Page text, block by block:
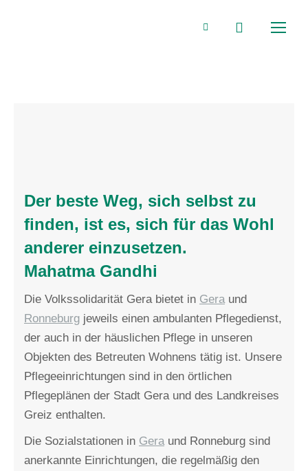
Search:
window
Der beste Weg, sich selbst zu
finden, ist es, sich für das Wohl
anderer einzusetzen.
Mahatma Gandhi
Die Volkssolidarität Gera bietet in Geraund
Ronneburg jeweils einen ambulanten Pflegedienst,
der auch in der häuslichen Pflege in unseren
Objekten des Betreuten Wohnens tätig ist. Unsere
Pflegeeinrichtungen sind in den örtlichen
Pflegeplänen der Stadt Gera und des Landkreises
Greiz enthalten.
Die Sozialstationen in Geraund Ronneburg sind
anerkannte Einrichtungen, die regelmäßig den